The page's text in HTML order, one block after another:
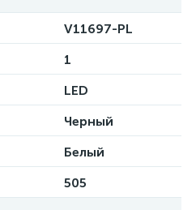
V11697-PL
1
LED
Черный
Белый
505